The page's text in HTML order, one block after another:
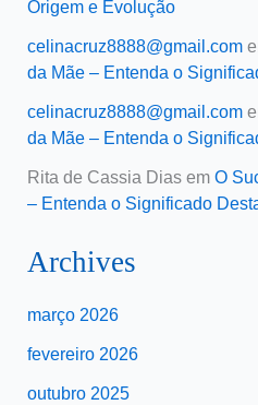
Origem e Evolução
celinacruz8888@gmail.com
da Mãe – Entenda o
celinacruz8888@gmail.com
da Mãe – Entenda o
Rita de Cassia Diasem O
– Entenda o Significado
Archives
março 2026
fevereiro 2026
outubro 2025